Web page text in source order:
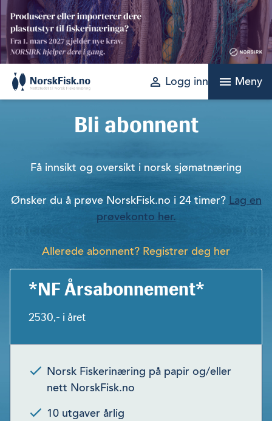
Skip
content
perm_identity Logg inn menu Meny
Bli abonnent
Få innsikt og oversikt i norsk sjømatnæring
Ønsker du å prøve NorskFisk.no i 24 timer? Lag en
prøvekonto her.
Allerede abonnent? Registrer deg her
*NF Årsabonnement*
2530,- i året
Norsk Fiskerinæring på papir og/eller
nett NorskFisk.no
10 utgaver årlig